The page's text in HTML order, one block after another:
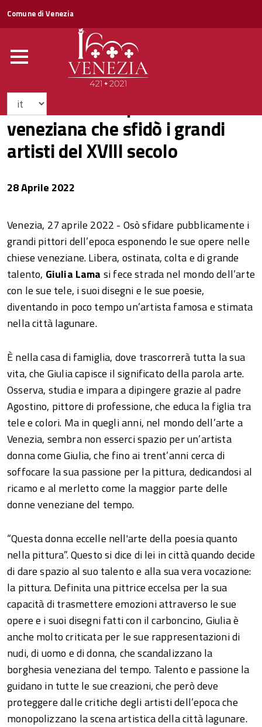
Comune di Venezia
Giulia Lama: la pittrice
veneziana che sfidò i grandi
artisti del XVIII secolo
28 Aprile 2022
Venezia, 27 aprile 2022 - Osò sfidare pubblicamente i
grandi pittori dell’epoca esponendo le sue opere nelle
chiese veneziane. Libera, ostinata, colta e di grande
talento, Giulia Lama si fece strada nel mondo dell’arte
con le sue tele, i suoi disegni e le sue poesie,
diventando in poco tempo un’artista famosa e stimata
nella città lagunare.
È nella casa di famiglia, dove trascorrerà tutta la sua
vita, che Giulia capisce il significato della parola arte.
Osserva, studia e impara a dipingere grazie al padre
Agostino, pittore di professione, che educa la figlia tra
tele e colori. Ma in quegli anni, nel mondo dell’arte a
Venezia, sembra non esserci spazio per un’artista
donna come Giulia, che fino ai trent’anni cerca di
soffocare la sua passione per la pittura, dedicandosi al
ricamo e al merletto come la maggior parte delle
donne veneziane del tempo.
“Questa donna eccelle nell'arte della poesia quanto
nella pittura”. Questo si dice di lei in città quando decide
di dare spazio al suo talento e alla sua vera vocazione:
la pittura. Definita una pittrice eccelsa per la sua
capacità di trasmettere emozioni attraverso le sue
opere e i suoi disegni fatti con il carboncino, Giulia è
anche molto criticata per le sue rappresentazioni di
nudi, di uomo e di donna, che scandalizzano la
borghesia veneziana del tempo. Talento e passione la
guidano in tutte le sue creazioni, che però deve
proteggere dalle critiche degli artisti dell’epoca che
monopolizzano la scena artistica della città lagunare.